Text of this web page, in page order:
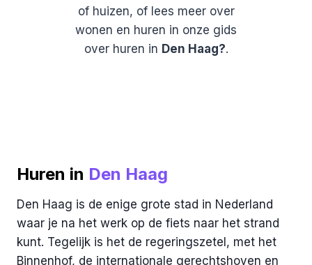
of huizen, of lees meer over
wonen en huren in onze gids
over huren in Den Haag?.
Huren in Den Haag
Den Haag is de enige grote stad in Nederland
waar je na het werk op de fiets naar het strand
kunt. Tegelijk is het de regeringszetel, met het
Binnenhof, de internationale gerechtshoven en